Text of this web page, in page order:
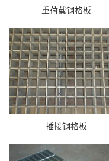
重荷载钢格板
插接钢格板